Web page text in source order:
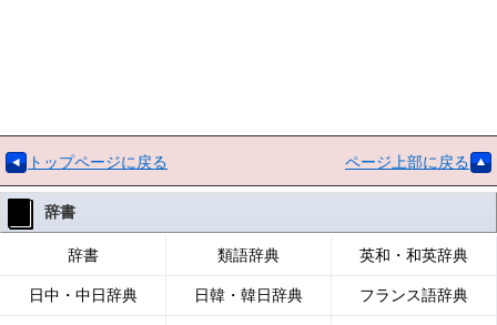
トップページに戻る ページ上部に戻る
辞書
辞書 類語辞典 英和・和英辞典
日中・中日辞典 日韓・韓日辞典 フランス語辞典